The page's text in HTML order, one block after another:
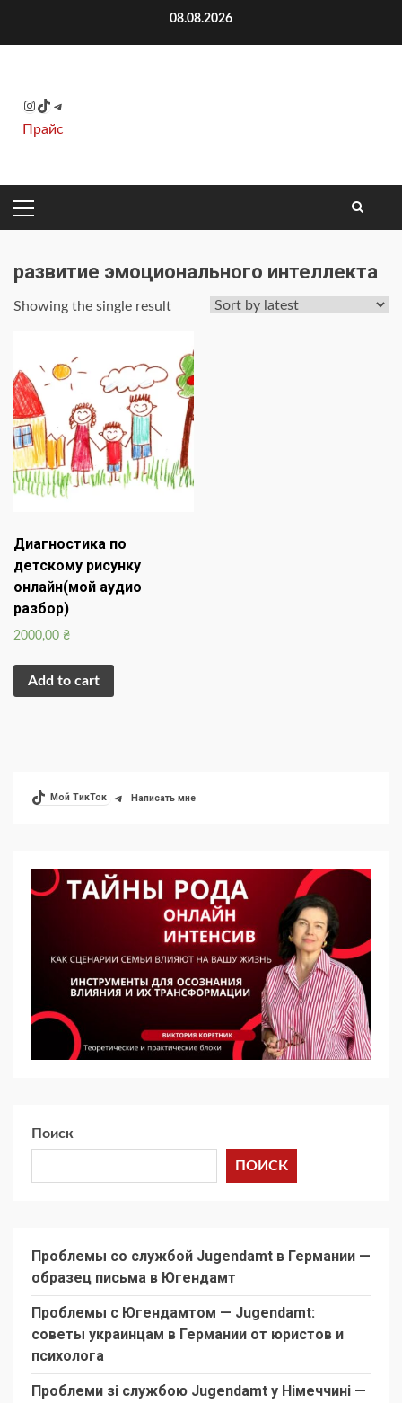
08.08.2026
Instagram
TikTok
Telegram
Прайс
ОСНОВНОЕ
МЕНЮ
развитие эмоционального интеллекта
Showing the single result
Диагностика по
детскому рисунку
онлайн(мой аудио
разбор)
2000,00 ₴
Add to cart
Мой ТикТок Написать мне
Поиск
ПОИСК
Проблемы со службой Jugendamt в Германии —
образец письма в Югендамт
Проблемы с Югендамтом — Jugendamt:
советы украинцам в Германии от юристов и
психолога
Проблеми зі службою Jugendamt у Німеччині —